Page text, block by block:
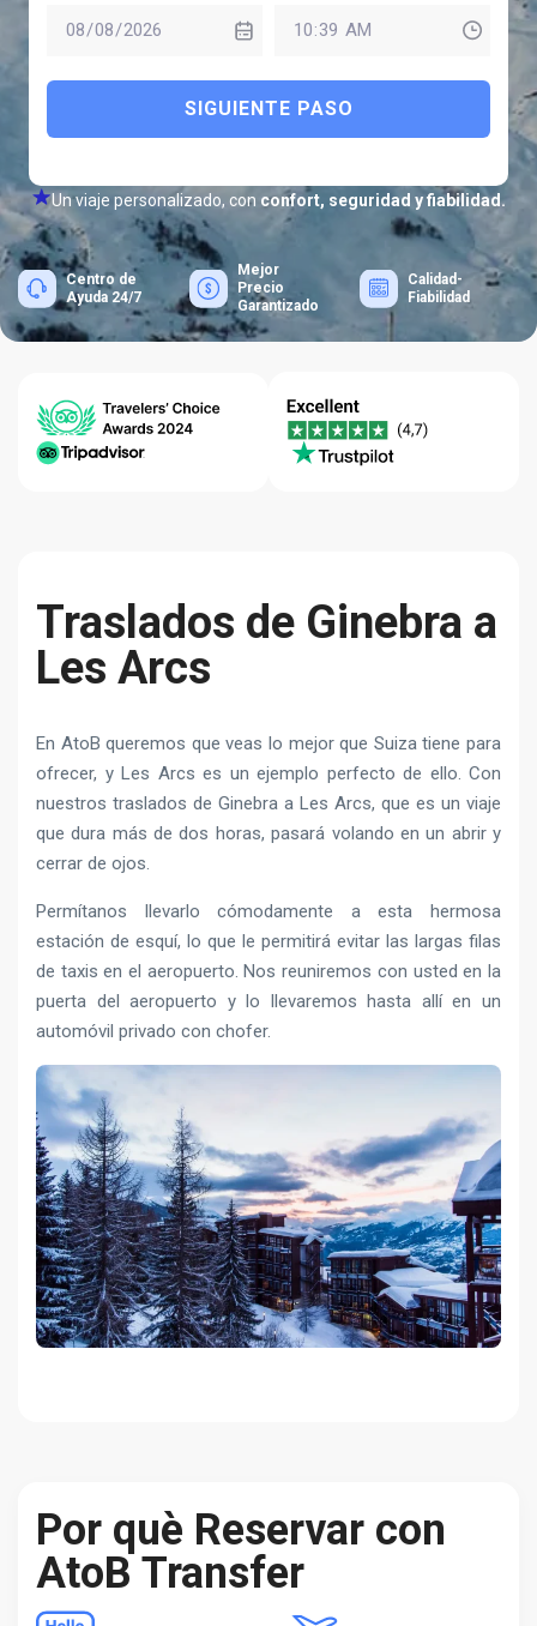
SIGUIENTE PASO
Un viaje personalizado, con confort, seguridad y fiabilidad.
Centro de
Ayuda 24/7
Mejor
Precio
Garantizado
Calidad-
Fiabilidad
Traslados de Ginebra a
Les Arcs
En AtoB queremos que veas lo mejor que Suiza tiene para
ofrecer, y Les Arcs es un ejemplo perfecto de ello. Con
nuestros traslados de Ginebra a Les Arcs, que es un viaje
que dura más de dos horas, pasará volando en un abrir y
cerrar de ojos.
Permítanos llevarlo cómodamente a esta hermosa
estación de esquí, lo que le permitirá evitar las largas filas
de taxis en el aeropuerto. Nos reuniremos con usted en la
puerta del aeropuerto y lo llevaremos hasta allí en un
automóvil privado con chofer.
Por què Reservar con
AtoB Transfer